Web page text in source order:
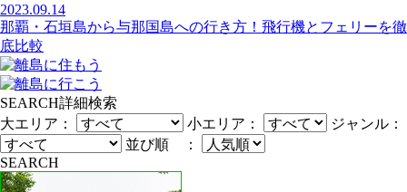
2023.09.14
那覇・石垣島から与那国島への行き方！飛行機とフェリーを徹
底比較
SEARCH詳細検索
大エリア：
小エリア：
ジャンル：
並び順 ：
SEARCH